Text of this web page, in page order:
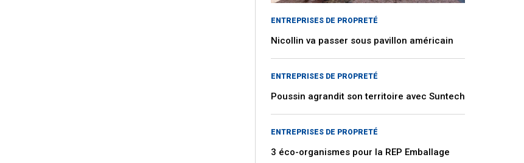
ENTREPRISES DE PROPRETÉ
Nicollin va passer sous pavillon américain
ENTREPRISES DE PROPRETÉ
Poussin agrandit son territoire avec Suntech
ENTREPRISES DE PROPRETÉ
3 éco-organismes pour la REP Emballage